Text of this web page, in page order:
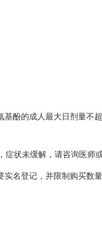
酚的成人最大日剂量不
状未缓解，请咨询医师或
名登记，并限制购买数量